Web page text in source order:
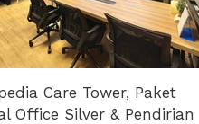
Care Tower, Paket
Office Silver & Pendirian